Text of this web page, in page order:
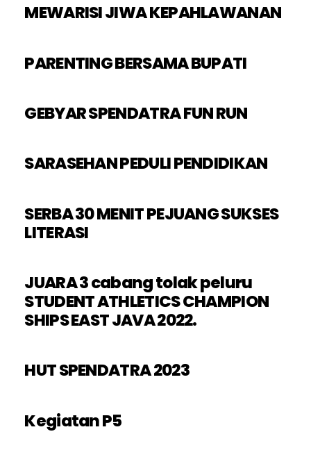
MEWARISI JIWA KEPAHLAWANAN
PARENTING BERSAMA BUPATI
GEBYAR SPENDATRA FUN RUN
SARASEHAN PEDULI PENDIDIKAN
SERBA 30 MENIT PEJUANG SUKSES
LITERASI
JUARA 3 cabang tolak peluru
STUDENT ATHLETICS CHAMPION
SHIPS EAST JAVA 2022.
HUT SPENDATRA 2023
Kegiatan P5